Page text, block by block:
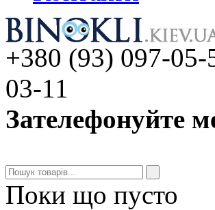
+380 (93) 097-
03-11
Зателефонуйте
Поки що пусто